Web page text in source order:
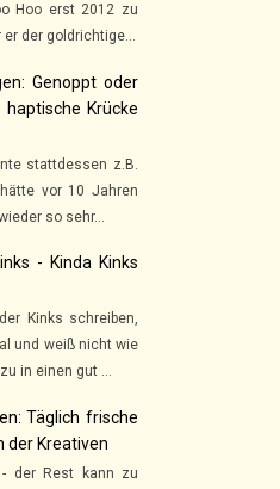
Hoo erst 2012 zu
der goldrichtige...
Genoppt oder
haptische Krücke
stattdessen z.B.
vor 10 Jahren
so sehr...
- Kinda Kinks
Kinks schreiben,
und weiß nicht wie
in einen gut ...
Täglich frische
der Kreativen
der Rest kann zu